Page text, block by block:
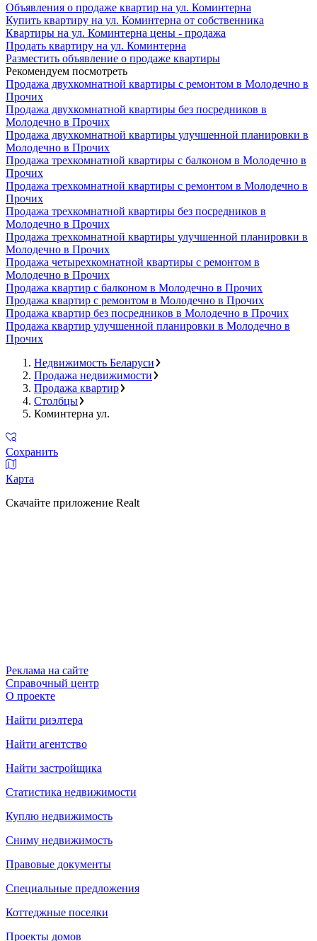
Объявления о продаже квартир на ул. Коминтерна
Купить квартиру на ул. Коминтерна от собственника
Квартиры на ул. Коминтерна цены - продажа
Продать квартиру на ул. Коминтерна
Разместить объявление о продаже квартиры
Рекомендуем посмотреть
Продажа двухкомнатной квартиры с ремонтом в Молодечно в
Прочих
Продажа двухкомнатной квартиры без посредников в
Молодечно в Прочих
Продажа двухкомнатной квартиры улучшенной планировки в
Молодечно в Прочих
Продажа трехкомнатной квартиры с балконом в Молодечно в
Прочих
Продажа трехкомнатной квартиры с ремонтом в Молодечно в
Прочих
Продажа трехкомнатной квартиры без посредников в
Молодечно в Прочих
Продажа трехкомнатной квартиры улучшенной планировки в
Молодечно в Прочих
Продажа четырехкомнатной квартиры с ремонтом в
Молодечно в Прочих
Продажа квартир с балконом в Молодечно в Прочих
Продажа квартир с ремонтом в Молодечно в Прочих
Продажа квартир без посредников в Молодечно в Прочих
Продажа квартир улучшенной планировки в Молодечно в
Прочих
Недвижимость Беларуси
Продажа недвижимости
Продажа квартир
Столбцы
Коминтерна ул.
Сохранить
Карта
Скачайте приложение Realt
Реклама на сайте
Справочный центр
О проекте
Найти риэлтера
Найти агентство
Найти застройщика
Статистика недвижимости
Куплю недвижимость
Сниму недвижимость
Правовые документы
Специальные предложения
Коттеджные поселки
Проекты домов